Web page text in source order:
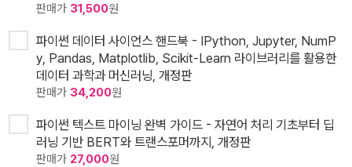
판매가 31,500원
파이썬 데이터 사이언스 핸드북 - IPython, Jupyter, NumP
y, Pandas, Matplotlib, Scikit-Learn 라이브러리를 활용한
데이터 과학과 머신러닝, 개정판
판매가 34,200원
파이썬 텍스트 마이닝 완벽 가이드 - 자연어 처리 기초부터 딥
러닝 기반 BERT와 트랜스포머까지, 개정판
판매가 27,000원